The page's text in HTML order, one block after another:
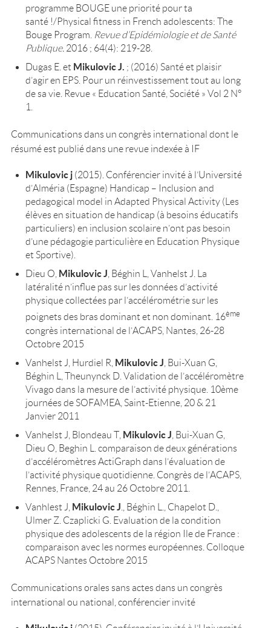
programme BOUGE une priorité pour ta
santé !/Physical fitness in French adolescents: The
Bouge Program. Revue d’Epidémiologie et de Santé
Publique. 2016 ; 64(4): 219-28.
Dugas E. et Mikulovic J. ; (2016) Santé et plaisir
d’agir en EPS. Pour un réinvestissement tout au long
de sa vie. Revue « Education Santé, Société » Vol 2 N°
1.
Communications dans un congrès international dont le
résumé est publié dans une revue indexée à IF
Mikulovic j(2015). Conférencier invité à l’Université
d’Alméria (Espagne) Handicap – Inclusion and
pedagogical model in Adapted Physical Activity (Les
élèves en situation de handicap (à besoins éducatifs
particuliers) en inclusion scolaire n’ont pas besoin
d’une pédagogie particulière en Education Physique
et Sportive).
Dieu O, Mikulovic J , Béghin L, Vanhelst J. La
latéralité n’influe pas sur les données d’activité
physique collectées par l’accélérométrie sur les
poignets des bras dominant et non dominant. 16ème
congrès international de l’ACAPS, Nantes, 26-28
Octobre 2015
Vanhelst J, Hurdiel R, Mikulovic J , Bui-Xuan G,
Béghin L, Theunynck D. Validation de l’accéléromètre
Vivago dans la mesure de l’activité physique. 10ème
journées de SOFAMEA, Saint-Etienne, 20 & 21
Janvier 2011
Vanhelst J, Blondeau T, Mikulovic J , Bui-Xuan G,
Dieu O, Beghin L. comparaison de deux générations
d’accéléromètres ActiGraph dans l’évaluation de
l’activité physique quotidienne. Congrès de l’ACAPS,
Rennes, France, 24 au 26 Octobre 2011.
Vanhlest J, Mikulovic J ., Béghin L., Chapelot D.,
Ulmer Z. Czaplicki G. Evaluation de la condition
physique des adolescents de la région Ile de France :
comparaison avec les normes européennes. Colloque
ACAPS Nantes Octobre 2015
Communications orales sans actes dans un congrès
international ou national, conférencier invité